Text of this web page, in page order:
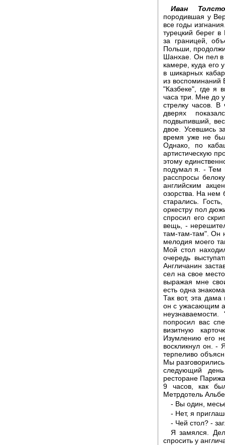
Иван
породившая у
все годы
турецкий берег
за границей,
Польши,
Шанхае. Он пел в
камере, куда его
в шикарных
из воспоминаний
"Казбеке", где я
часа три. Мне до
стрелку часов.
дверях
подвыпивший,
двое. Усевшись
время уже не
Однако, по
артистическую
этому
подумал я. - Тем
расспросы
английским
озорства. На нем
старались.
оркестру пол
спросил его
вещь, -
там-там-там". Он
мелодия моего
Мой стол
очередь
Англичанин
сел на свое
выражая мне
есть одна
Так вот, эта дама
он с ужасающим
попросил вас
визитную
Изумлению его
воскликнул он. -
терпеливо
Мы
следующий
ресторане
9 часов, как
Метрдотель
- Вы один,
- Нет, я
- Чей стол? -
Я замялся.
спросить у